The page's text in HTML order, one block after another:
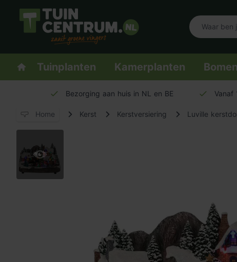
Logo Tuincentrum.nl
Homepage
Tuinplanten Kamerplanten Bomen
Bezorging aan huis in NL en BE Vanaf
Home Kerst Kerstversiering Luville